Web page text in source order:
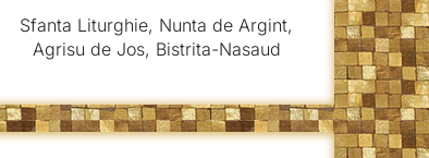
Sfanta Liturghie, Nunta de Argint,
Agrisu de Jos, Bistrita-Nasaud